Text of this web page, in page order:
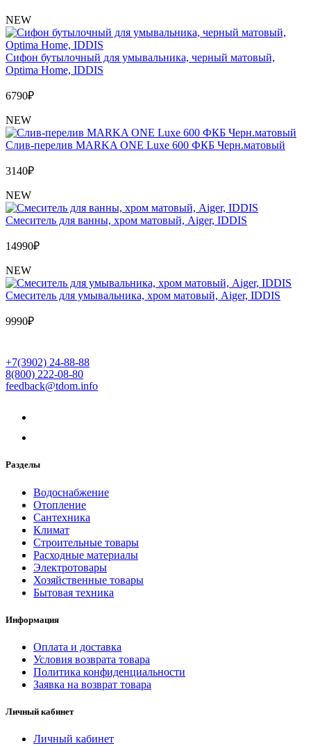
NEW
Сифон бутылочный для умывальника, черный матовый,
Optima Home, IDDIS
6790₽
NEW
Слив-перелив MARKA ONE Luxe 600 ФКБ Черн.матовый
3140₽
NEW
Cмеситель для ванны, хром матовый, Aiger, IDDIS
14990₽
NEW
Cмеситель для умывальника, хром матовый, Aiger, IDDIS
9990₽
+7(3902) 24-88-88
8(800) 222-08-80
feedback@tdom.info
Разделы
Водоснабжение
Отопление
Сантехника
Климат
Строительные товары
Расходные материалы
Электротовары
Хозяйственные товары
Бытовая техника
Информация
Оплата и доставка
Условия возврата товара
Политика конфиденциальности
Заявка на возврат товара
Личный кабинет
Личный кабинет